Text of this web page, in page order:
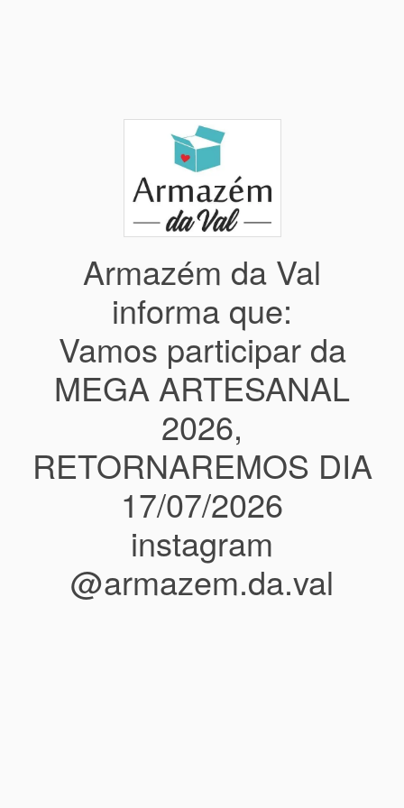
Armazém da Val
informa que:
Vamos participar da
MEGA ARTESANAL
2026,
RETORNAREMOS DIA
17/07/2026
instagram
@armazem.da.val